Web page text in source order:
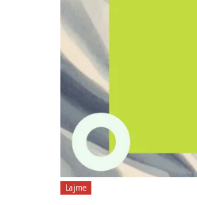
Lajme